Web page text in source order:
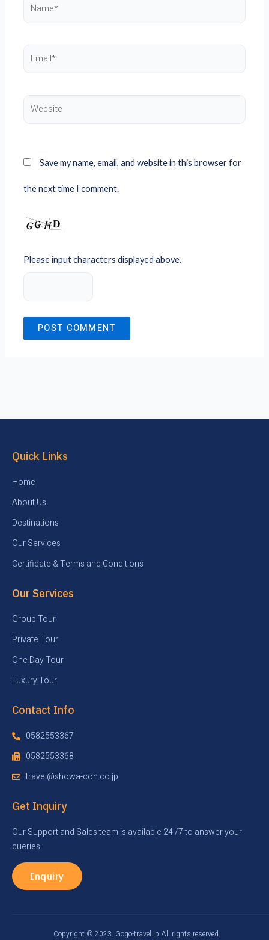
Name*
Email*
Website
Save my name, email, and website in this browser for
the next time I comment.
Please input characters displayed above.
Quick Links
Home
About Us
Destinations
Our Services
Certificate & Terms and Conditions
Our Services
Group Tour
Private Tour
One Day Tour
Luxury Tour
Contact Info
0582553367
0582553368
travel@showa-con.co.jp
Get Inquiry
Our Support and Sales team is available 24 /7 to answer your
queries
Inquiry
Copyright © 2023. Gogo-travel.jp All rights reserved.